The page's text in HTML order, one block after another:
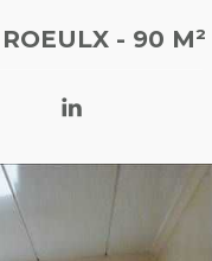
- 90 M²